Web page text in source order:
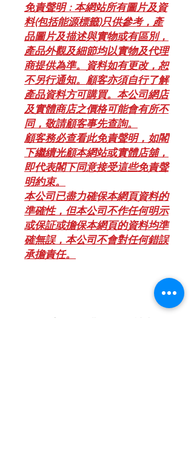
免責聲明 : 本網站所有圖片及資
料(包括能源標籤)只供參考，產
品圖片及描述與實物或有區別，
產品外觀及細節均以實物及代理
商提供為準。資料如有更改，恕
不另行通知。顧客亦須自行了解
產品資料方可購買。本公司網店
及實體商店之價格可能會有所不
同，敬請顧客事先查詢。
顧客務必查看此免責聲明，如閣
下繼續光顧本網站或實體店舖，
即代表閣下同意接受這些免責聲
明約束。
本公司已盡力確保本網頁資料的
準確性，但本公司不作任何明示
或保証或擔保本網頁的資料均準
確無誤，本公司不會對任何錯誤
承擔責任。
*** 客人 < 購買前 > 請查